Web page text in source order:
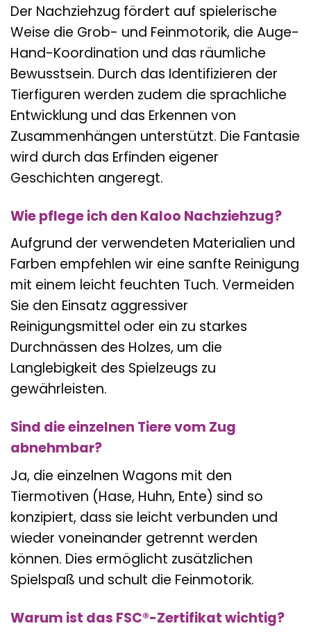
Der Nachziehzug fördert auf spielerische
Weise die Grob- und Feinmotorik, die Auge-
Hand-Koordination und das räumliche
Bewusstsein. Durch das Identifizieren der
Tierfiguren werden zudem die sprachliche
Entwicklung und das Erkennen von
Zusammenhängen unterstützt. Die Fantasie
wird durch das Erfinden eigener
Geschichten angeregt.
Wie pflege ich den Kaloo Nachziehzug?
Aufgrund der verwendeten Materialien und
Farben empfehlen wir eine sanfte Reinigung
mit einem leicht feuchten Tuch. Vermeiden
Sie den Einsatz aggressiver
Reinigungsmittel oder ein zu starkes
Durchnässen des Holzes, um die
Langlebigkeit des Spielzeugs zu
gewährleisten.
Sind die einzelnen Tiere vom Zug
abnehmbar?
Ja, die einzelnen Wagons mit den
Tiermotiven (Hase, Huhn, Ente) sind so
konzipiert, dass sie leicht verbunden und
wieder voneinander getrennt werden
können. Dies ermöglicht zusätzlichen
Spielspaß und schult die Feinmotorik.
Warum ist das FSC®-Zertifikat wichtig?